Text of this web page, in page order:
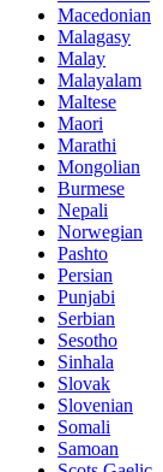
Macedonian
Malagasy
Malay
Malayalam
Maltese
Maori
Marathi
Mongolian
Burmese
Nepali
Norwegian
Pashto
Persian
Punjabi
Serbian
Sesotho
Sinhala
Slovak
Slovenian
Somali
Samoan